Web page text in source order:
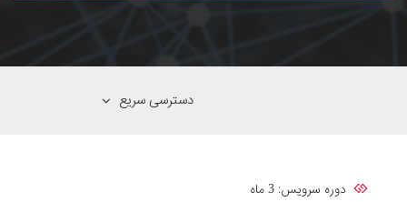
دسترسی سریع
دوره سرویس: 3 ماه